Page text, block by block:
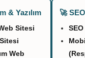
& Yazılım
Sitesi
Web
🚀